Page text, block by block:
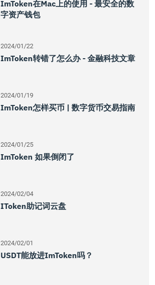
ImToken在Mac上的使用 - 最安全的数
字资产钱包
2024/01/22
ImToken转错了怎么办 - 金融科技文章
2024/01/19
ImToken怎样买币 | 数字货币交易指南
2024/01/25
ImToken 如果倒闭了
2024/02/04
IToken助记词云盘
2024/02/01
USDT能放进imToken吗？